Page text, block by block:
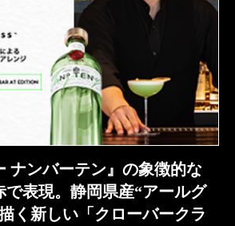
ナンバーテン』の象徴的な
で表現。静岡県産“アールグ
く新しい「クローバークラ